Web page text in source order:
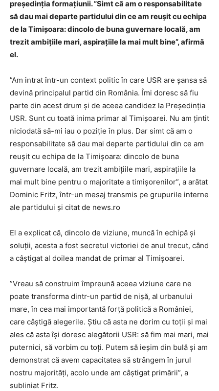
preşedinţia formaţiunii. ”Simt că am o responsabilitate
să dau mai departe partidului din ce am reuşit cu echipa
de la Timişoara: dincolo de buna guvernare locală, am
trezit ambiţiile mari, aspiraţiile la mai mult bine”, afirmă
el.
”Am intrat într-un context politic în care USR are şansa să
devină principalul partid din România. Îmi doresc să fiu
parte din acest drum şi de aceea candidez la Preşedinţia
USR. Sunt cu toată inima primar al Timişoarei. Nu am ţintit
niciodată să-mi iau o poziţie în plus. Dar simt că am o
responsabilitate să dau mai departe partidului din ce am
reuşit cu echipa de la Timişoara: dincolo de buna
guvernare locală, am trezit ambiţiile mari, aspiraţiile la
mai mult bine pentru o majoritate a timişorenilor”, a arătat
Dominic Fritz, într-un mesaj transmis pe grupurile interne
ale partidului și citat de news.ro
El a explicat că, dincolo de viziune, muncă în echipă şi
soluţii, acesta a fost secretul victoriei de anul trecut, când
a câştigat al doilea mandat de primar al Timişoarei.
”Vreau să construim împreună aceea viziune care ne
poate transforma dintr-un partid de nişă, al urbanului
mare, în cea mai importantă forţă politică a României,
care câştigă alegerile. Ştiu că asta ne dorim cu toţii şi mai
ales că asta îşi doresc alegătorii USR: să fim mai mari, mai
puternici, să vorbim cu toţi. Putem să ieşim din bulă şi am
demonstrat că avem capacitatea să strângem în jurul
nostru majorităţi, acolo unde am câştigat primării”, a
subliniat Fritz.